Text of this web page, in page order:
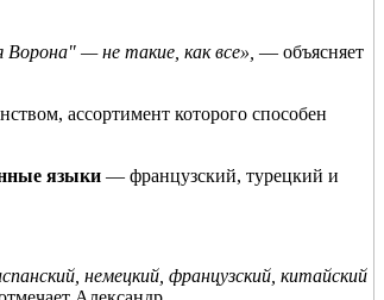
— не такие, как все», — объясняет
ассортимент которого способен
языки — французский, турецкий и
немецкий, французский, китайский